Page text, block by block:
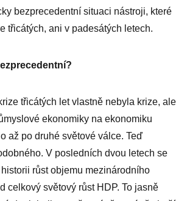
bezprecedentní situaci nástroji, které
třicátých, ani v padesátých letech.
třicátých let vlastně nebyla krize, ale
ekonomiky na ekonomiku
až po druhé světové válce. Teď
V posledních dvou letech se
růst objemu mezinárodního
celkový světový růst HDP. To jasně